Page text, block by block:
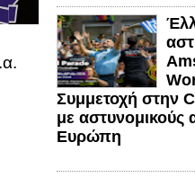
Συμμετοχή στην
με αστυνομικούς
Ευρώπη